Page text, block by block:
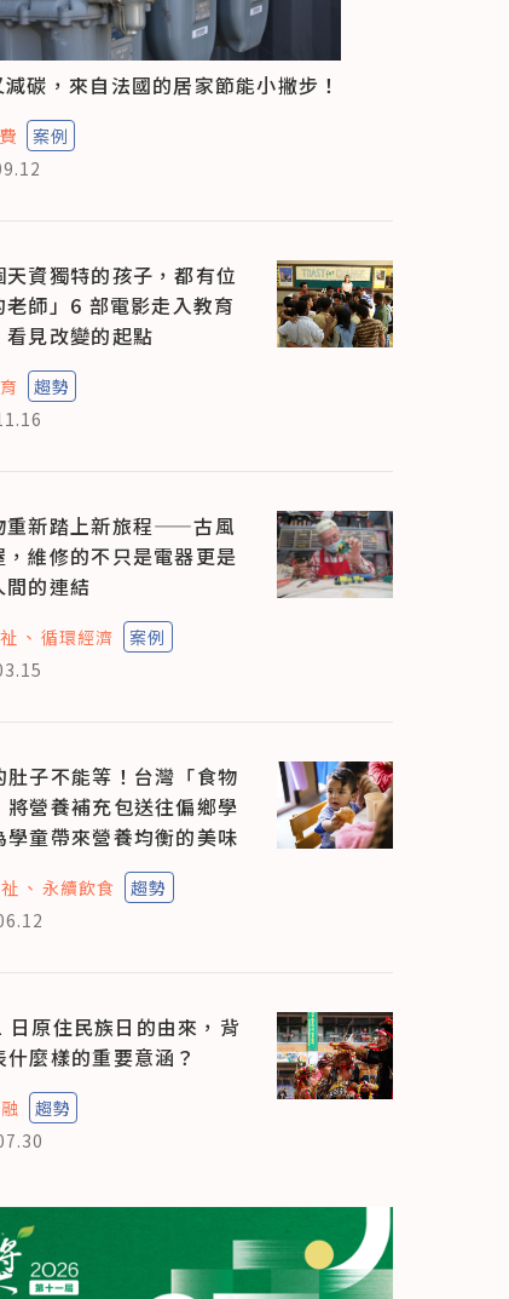
碳，來自法國的居家節能小撇步！
案例
天資獨特的孩子，都有位
老師」6 部電影走入教育
看見改變的起點
趨勢
重新踏上新旅程——古風
，維修的不只是電器更是
間的連結
循環經濟
案例
肚子不能等！台灣「食物
將營養補充包送往偏鄉學
學童帶來營養均衡的美味
永續飲食
趨勢
日原住民族日的由來，背
什麼樣的重要意涵？
趨勢